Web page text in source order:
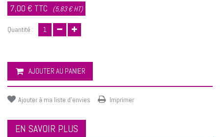
7,00 € TTC (5,83 € HT)
Quantité :
AJOUTER AU PANIER
Ajouter à ma liste d'envies Imprimer
EN SAVOIR PLUS